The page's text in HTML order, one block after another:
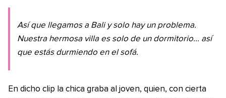
Así que llegamos a Bali y solo hay un problema.
Nuestra hermosa villa es solo de un dormitorio… así
que estás durmiendo en el sofá.
En dicho clip la chica graba al joven, quien, con cierta